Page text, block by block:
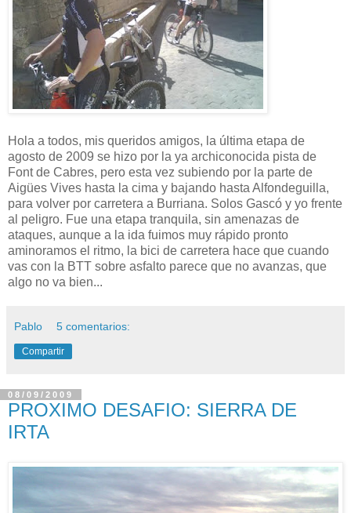
Hola a todos, mis queridos amigos, la última etapa de
agosto de 2009 se hizo por la ya archiconocida pista de
Font de Cabres, pero esta vez subiendo por la parte de
Aigües Vives hasta la cima y bajando hasta Alfondeguilla,
para volver por carretera a Burriana. Solos Gascó y yo frente
al peligro. Fue una etapa tranquila, sin amenazas de
ataques, aunque a la ida fuimos muy rápido pronto
aminoramos el ritmo, la bici de carretera hace que cuando
vas con la BTT sobre asfalto parece que no avanzas, que
algo no va bien...
Pablo 5 comentarios:
Compartir
08/09/2009
PROXIMO DESAFIO: SIERRA DE
IRTA